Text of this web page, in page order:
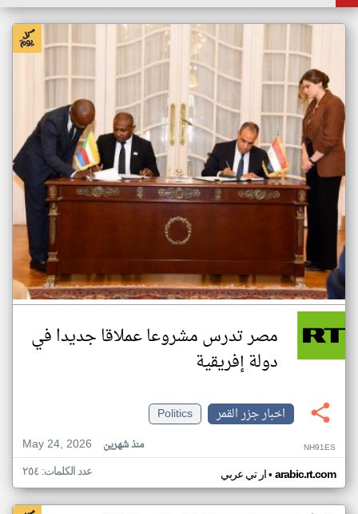
مصر تدرس مشروعا عملاقا جديدا في
دولة إفريقية
اخبار جزر القمر
Politics
May 24, 2026
منذ شهرين NH91ES
ار تي عربي• arabic.rt.com عدد الكلمات: ٢٥٤